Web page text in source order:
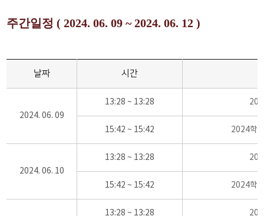
주간일정 ( 2024. 06. 09 ~ 2024. 06. 12 )
날짜 시간
2024. 06. 09
13:28 ~ 13:28
15:42 ~ 15:42 2024학
2024. 06. 10
13:28 ~ 13:28
15:42 ~ 15:42 2024학
13:28 ~ 13:28